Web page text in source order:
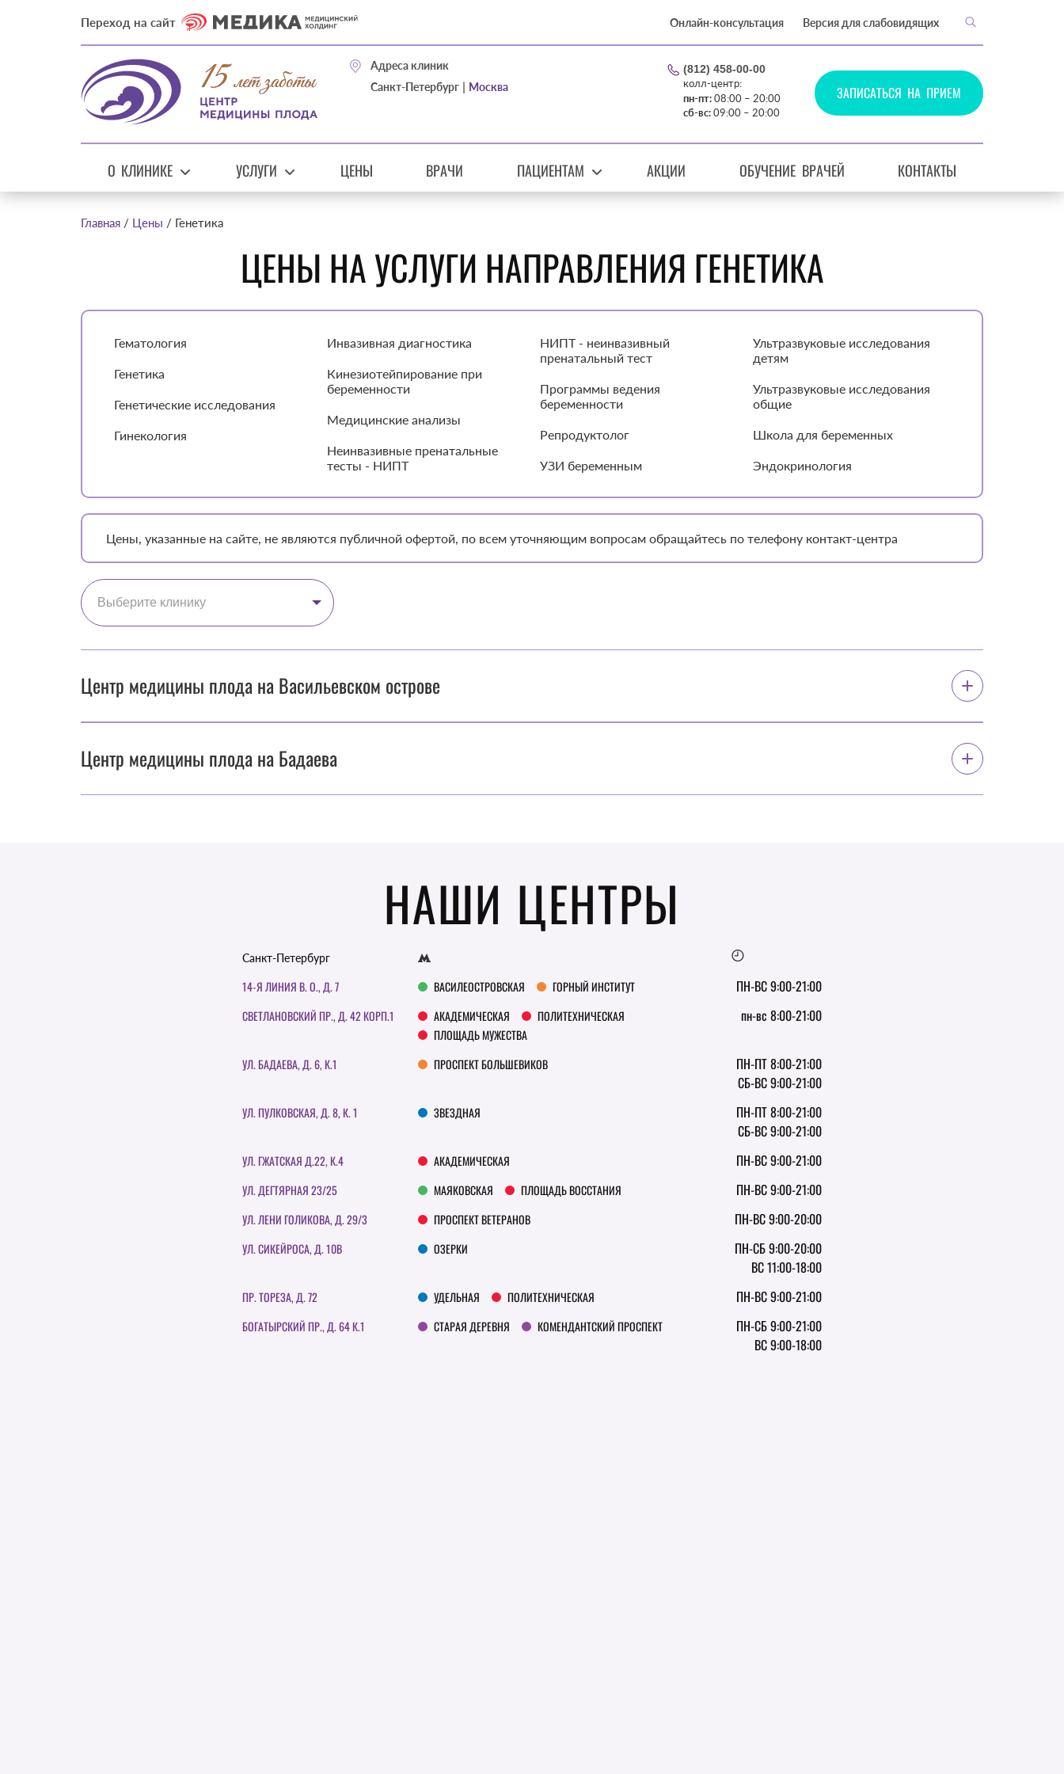
Переход на сайт Онлайн-консультация Версия для слабовидящих
Адреса клиник
Санкт-Петербург | Москва
(812) 458-00-00
колл-центр:
пн-пт:08:00 – 20:00
сб-вс:09:00 – 20:00
ЗАПИСАТЬСЯ НА ПРИЕМ
О КЛИНИКЕ УСЛУГИ ЦЕНЫ ВРАЧИ ПАЦИЕНТАМ АКЦИИ ОБУЧЕНИЕ ВРАЧЕЙ КОНТАКТЫ
Главная Цены Генетика
ЦЕНЫ НА УСЛУГИ НАПРАВЛЕНИЯ ГЕНЕТИКА
Гематология
Генетика
Генетические исследования
Гинекология
Инвазивная диагностика
Кинезиотейпирование при
беременности
Медицинские анализы
Неинвазивные пренатальные
тесты - НИПТ
НИПТ - неинвазивный
пренатальный тест
Программы ведения
беременности
Репродуктолог
УЗИ беременным
Ультразвуковые исследования
детям
Ультразвуковые исследования
общие
Школа для беременных
Эндокринология
Цены, указанные на сайте, не являются публичной офертой, по всем уточняющим вопросам обращайтесь по телефону контакт-центра
Выберите клинику
Центр медицины плода на Васильевском острове
Центр медицины плода на Бадаева
НАШИ ЦЕНТРЫ
Санкт-Петербург
14-Я ЛИНИЯ В. О., Д. 7 ВАСИЛЕОСТРОВСКАЯ ГОРНЫЙ ИНСТИТУТ ПН-ВС 9:00-21:00
СВЕТЛАНОВСКИЙ ПР., Д. 42 КОРП.1 АКАДЕМИЧЕСКАЯ
ПОЛИТЕХНИЧЕСКАЯ
ПЛОЩАДЬ МУЖЕСТВА
пн-вс 8:00-21:00
УЛ. БАДАЕВА, Д. 6, К.1 ПРОСПЕКТ БОЛЬШЕВИКОВ
ПН-ПТ 8:00-21:00
СБ-ВС 9:00-21:00
УЛ. ПУЛКОВСКАЯ, Д. 8, К. 1 ЗВЕЗДНАЯ
ПН-ПТ 8:00-21:00
СБ-ВС 9:00-21:00
УЛ. ГЖАТСКАЯ Д.22, К.4 АКАДЕМИЧЕСКАЯ ПН-ВС 9:00-21:00
УЛ. ДЕГТЯРНАЯ 23/25 МАЯКОВСКАЯ ПЛОЩАДЬ ВОССТАНИЯ ПН-ВС 9:00-21:00
УЛ. ЛЕНИ ГОЛИКОВА, Д. 29/3 ПРОСПЕКТ ВЕТЕРАНОВ ПН-ВС 9:00-20:00
УЛ. СИКЕЙРОСА, Д. 10В ОЗЕРКИ
ПН-СБ 9:00-20:00
ВС 11:00-18:00
ПР. ТОРЕЗА, Д. 72 УДЕЛЬНАЯ ПОЛИТЕХНИЧЕСКАЯ ПН-ВС 9:00-21:00
БОГАТЫРСКИЙ ПР., Д. 64 К.1 СТАРАЯ ДЕРЕВНЯ КОМЕНДАНТСКИЙ ПРОСПЕКТ
ПН-СБ 9:00-21:00
ВС 9:00-18:00